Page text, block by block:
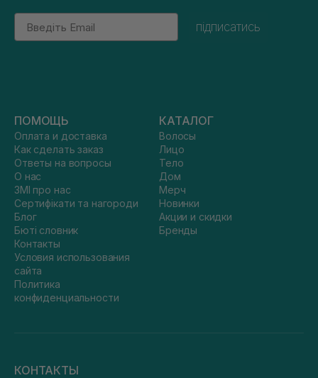
Email
підписатись
ПОМОЩЬ
Оплата и доставка
Как сделать заказ
Ответы на вопросы
О нас
ЗМІ про нас
Сертифікати та нагороди
Блог
Бюті словник
Контакты
Условия использования
сайта
Политика
конфиденциальности
КАТАЛОГ
Волосы
Лицо
Тело
Дом
Мерч
Новинки
Акции и скидки
Бренды
КОНТАКТЫ